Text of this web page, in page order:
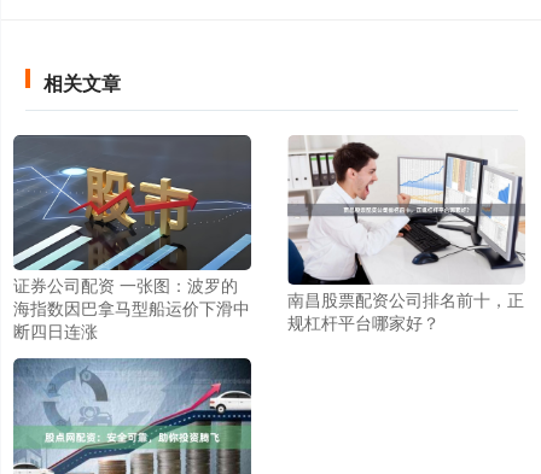
相关文章
证券公司配资 一张图：波罗的
海指数因巴拿马型船运价下滑中
断四日连涨
南昌股票配资公司排名前十，正
规杠杆平台哪家好？